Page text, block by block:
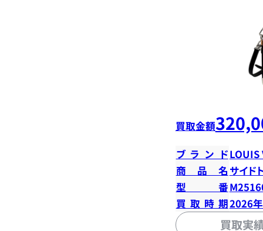
買取金額
ブランドLOUIS
商品名 サイド
型番
買取時期2026
買取実